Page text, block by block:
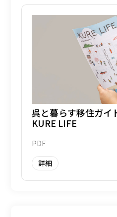
呉と暮らす移住ガイ
KURE LIFE
PDF
詳細